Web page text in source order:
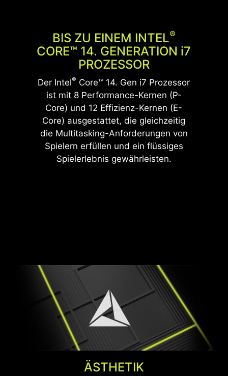
BIS ZU EINEM INTEL®
CORE™ 14. GENERATION i7
PROZESSOR
Der Intel® Core™ 14. Gen i7 Prozessor
ist mit 8 Performance-Kernen (P-
Core) und 12 Effizienz-Kernen (E-
Core) ausgestattet, die gleichzeitig
die Multitasking-Anforderungen von
Spielern erfüllen und ein flüssiges
Spielerlebnis gewährleisten.
ÄSTHETIK